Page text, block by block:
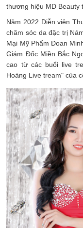
thương hiệu MD Beauty
Năm 2022 Diễn viên
chăm sóc da đặc trị
Mại Mỹ Phẩm Đoan
Giám Đốc Miền Bắc
cao từ các buổi live
Hoàng Live tream" của